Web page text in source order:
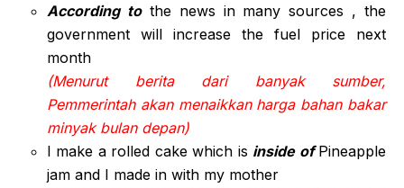
According tothe news in many sources , the
government will increase the fuel price next
month
(Menurut berita dari banyak sumber,
Pemmerintah akan menaikkan harga bahan bakar
minyak bulan depan)
I make a rolled cake which is inside ofPineapple
jam and I made in with my mother